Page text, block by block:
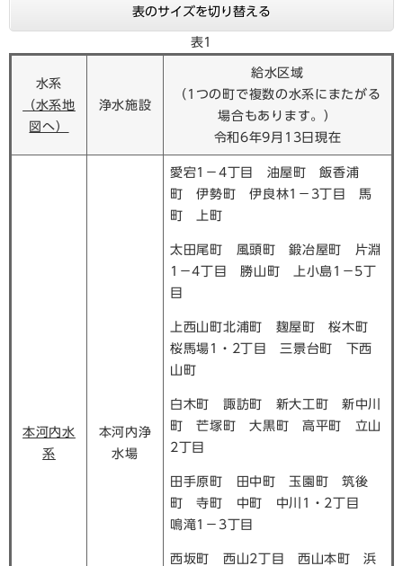
表のサイズを切り替える
表1
水系
（水系地
図へ）
浄水施設
給水区域
（1つの町で複数の水系にまたがる
場合もあります。）
令和6年9月13日現在
本河内水
系
本河内浄
水場
愛宕1－4丁目 油屋町 飯香浦
町 伊勢町 伊良林1－3丁目 馬
町 上町
太田尾町 風頭町 鍛冶屋町 片淵
1－4丁目 勝山町 上小島1－5丁
目
上西山町北浦町 麹屋町 桜木町
桜馬場1・2丁目 三景台町 下西
山町
白木町 諏訪町 新大工町 新中川
町 芒塚町 大黒町 高平町 立山
2丁目
田手原町 田中町 玉園町 筑後
町 寺町 中町 中川1・2丁目
鳴滝1－3丁目
西坂町 西山2丁目 西山本町 浜